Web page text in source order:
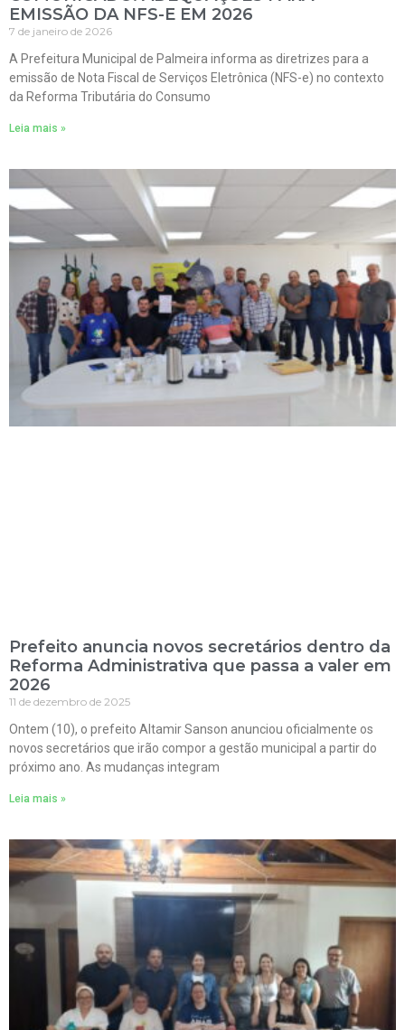
EMISSÃO DA NFS-E EM 2026
7 de janeiro de 2026
A Prefeitura Municipal de Palmeira informa as diretrizes para a
emissão de Nota Fiscal de Serviços Eletrônica (NFS-e) no contexto
da Reforma Tributária do Consumo
Leia mais »
Prefeito anuncia novos secretários dentro da
Reforma Administrativa que passa a valer em
2026
11 de dezembro de 2025
Ontem (10), o prefeito Altamir Sanson anunciou oficialmente os
novos secretários que irão compor a gestão municipal a partir do
próximo ano. As mudanças integram
Leia mais »